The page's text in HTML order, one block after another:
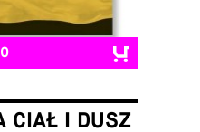
CIAŁ I DUSZ